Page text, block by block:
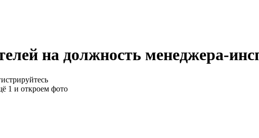
на должность менеджера-
1 и откроем фото